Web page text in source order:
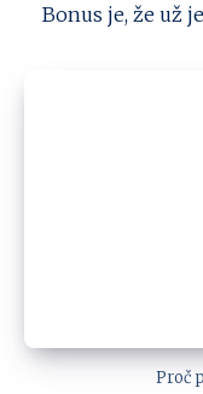
Bonus je, že už
Proč